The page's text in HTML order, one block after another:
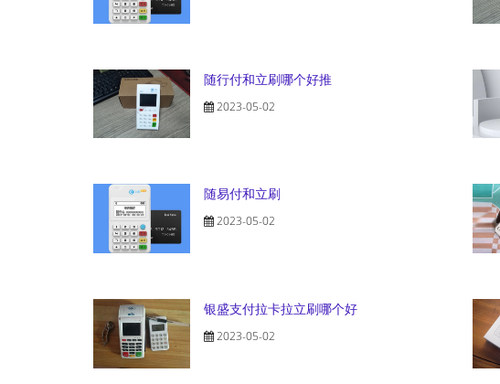
随行付和立刷哪个好推
2023-05-02
随易付和立刷
2023-05-02
银盛支付拉卡拉立刷哪个好
2023-05-02